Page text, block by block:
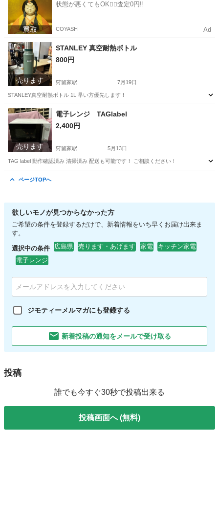
状態が悪くてもOK🙆‍♀️査定0円‼️
COYASH Ad
売ります
STANLEY 真空耐熱ボトル
800円
狩留家駅 7月19日
STANLEY真空耐熱ボトル 1L 早い方優先します！
広島 広島市 狩留家駅
売ります
電子レンジ TAGlabel
2,400円
狩留家駅 5月13日
TAG label 動作確認済み 清掃済み 配送も可能です！ ご相談ください！
ページTOPへ
欲しいモノが見つからなかった方
ご希望の条件を登録するだけで、新着情報をいち早くお届け出来ま
す。
選択中の条件 広島県 売ります・あげます 家電
キッチン家電
電子レンジ
ジモティーメルマガにも登録する
新着投稿の通知をメールで受け取る
投稿
誰でも今すぐ30秒で投稿出来る
投稿画面へ (無料)